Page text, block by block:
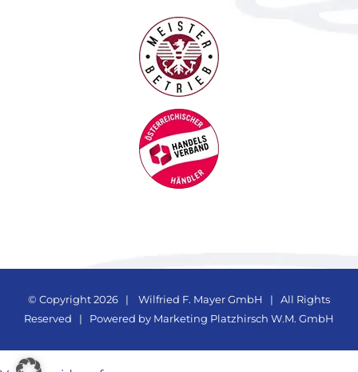
© Copyright2026 | Wilfried F. Mayer GmbH
| All Rights
Reserved | Powered by Marketing Platzhirsch W.M. GmbH